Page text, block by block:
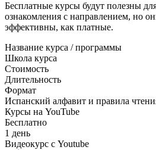
Бесплатные курсы будут полезны
ознакомления с направлением, но
эффективны, как платные.
Название курса / программы
Школа курса
Стоимость
Длительность
Формат
Испанский алфавит и правила
Курсы на YouTube
Бесплатно
1 день
Видеокурс с Youtube